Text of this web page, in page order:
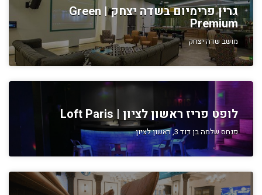
גרין פרימיום בשדה יצחק | Green
Premium
מושב שדה יצחק
לופט פריז ראשון לציון | Loft Paris
פנחס שלמה בן דוד 3, ראשון לציון